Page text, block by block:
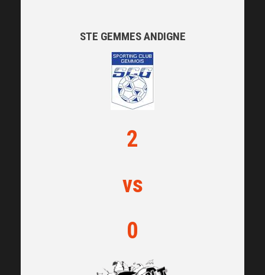
STE GEMMES ANDIGNE
2
vs
0